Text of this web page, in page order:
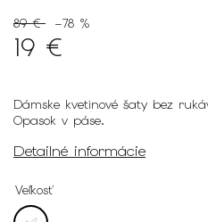
89 € –78 %
19 €
Dámske kvetinové šaty bez
Opasok v páse.
Detailné informácie
Veľkosť